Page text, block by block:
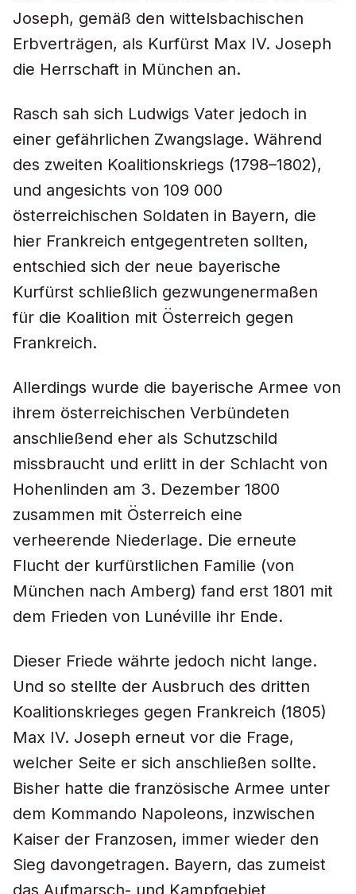
Joseph, gemäß den wittelsbachischen
Erbverträgen, als Kurfürst Max IV. Joseph
die Herrschaft in München an.
Rasch sah sich Ludwigs Vater jedoch in
einer gefährlichen Zwangslage. Während
des zweiten Koalitionskriegs (1798–1802),
und angesichts von 109 000
österreichischen Soldaten in Bayern, die
hier Frankreich entgegentreten sollten,
entschied sich der neue bayerische
Kurfürst schließlich gezwungenermaßen
für die Koalition mit Österreich gegen
Frankreich.
Allerdings wurde die bayerische Armee von
ihrem österreichischen Verbündeten
anschließend eher als Schutzschild
missbraucht und erlitt in der Schlacht von
Hohenlinden am 3. Dezember 1800
zusammen mit Österreich eine
verheerende Niederlage. Die erneute
Flucht der kurfürstlichen Familie (von
München nach Amberg) fand erst 1801 mit
dem Frieden von Lunéville ihr Ende.
Dieser Friede währte jedoch nicht lange.
Und so stellte der Ausbruch des dritten
Koalitionskrieges gegen Frankreich (1805)
Max IV. Joseph erneut vor die Frage,
welcher Seite er sich anschließen sollte.
Bisher hatte die französische Armee unter
dem Kommando Napoleons, inzwischen
Kaiser der Franzosen, immer wieder den
Sieg davongetragen. Bayern, das zumeist
das Aufmarsch- und Kampfgebiet